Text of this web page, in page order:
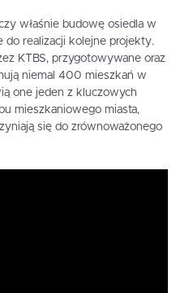
właśnie budowę osiedla w
do realizacji kolejne projekty.
KTBS, przygotowywane oraz
niemal 400 mieszkań w
one jeden z kluczowych
mieszkaniowego miasta,
się do zrównoważonego